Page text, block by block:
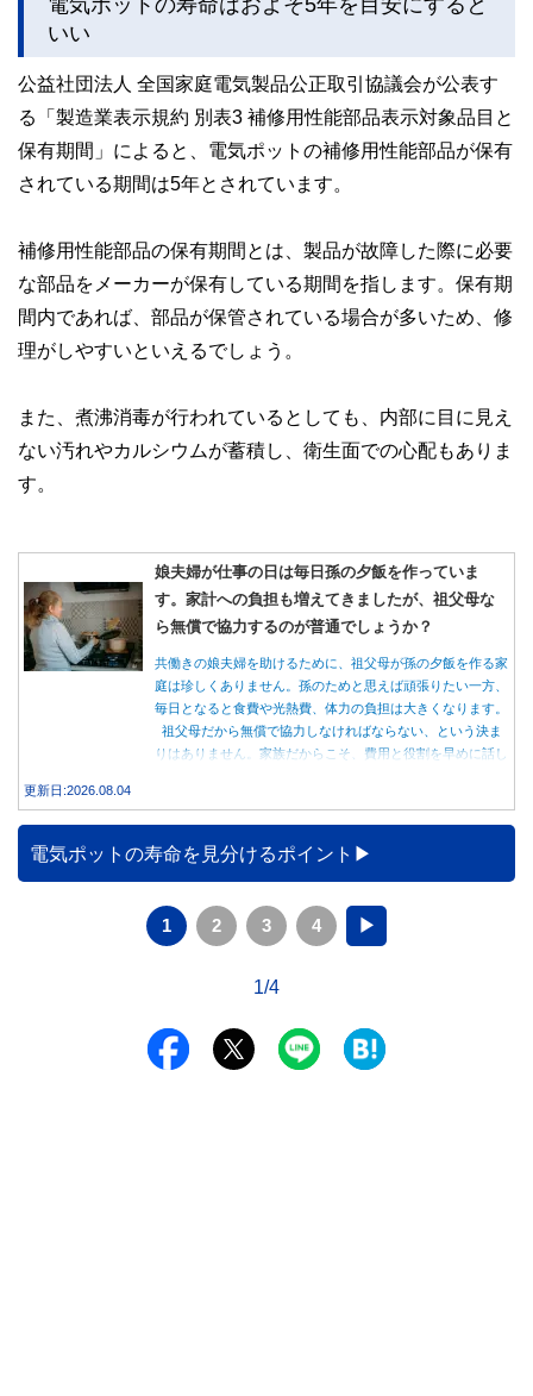
いい
公益社団法人 全国家庭電気製品公正取引協議会が公表す
る「製造業表示規約 別表3 補修用性能部品表示対象品目と
保有期間」によると、電気ポットの補修用性能部品が保有
されている期間は5年とされています。
補修用性能部品の保有期間とは、製品が故障した際に必要
な部品をメーカーが保有している期間を指します。保有期
間内であれば、部品が保管されている場合が多いため、修
理がしやすいといえるでしょう。
また、煮沸消毒が行われているとしても、内部に目に見え
ない汚れやカルシウムが蓄積し、衛生面での心配もありま
す。
娘夫婦が仕事の日は毎日孫の夕飯を作っていま
す。家計への負担も増えてきましたが、祖父母な
ら無償で協力するのが普通でしょうか？
共働きの娘夫婦を助けるために、祖父母が孫の夕飯を作る家
庭は珍しくありません。孫のためと思えば頑張りたい一方、
毎日となると食費や光熱費、体力の負担は大きくなります。
祖父母だから無償で協力しなければならない、という決ま
りはありません。家族だからこそ、費用と役割を早めに話し
更新日:2026.08.04
電気ポットの寿命を見分けるポイント
1 2 3 4 ▶
1/4